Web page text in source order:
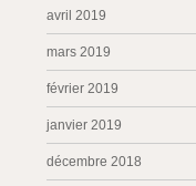
avril 2019
mars 2019
février 2019
janvier 2019
décembre 2018